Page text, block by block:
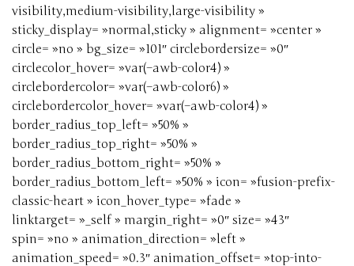
visibility,medium-visibility,large-visibility »
sticky_display= »normal,sticky » alignment= »center »
circle= »no » bg_size= »101″ circlebordersize= »0″
circlecolor_hover= »var(–awb-color4) »
circlebordercolor= »var(–awb-color6) »
circlebordercolor_hover= »var(–awb-color4) »
border_radius_top_left= »50% »
border_radius_top_right= »50% »
border_radius_bottom_right= »50% »
border_radius_bottom_left= »50% » icon= »fusion-prefix-
classic-heart » icon_hover_type= »fade »
linktarget= »_self » margin_right= »0″ size= »43″
spin= »no » animation_direction= »left »
animation_speed= »0.3″ animation_offset= »top-into-